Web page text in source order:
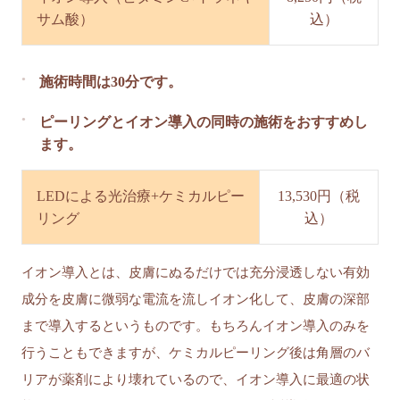
サム酸）
込）
施術時間は30分です。
ピーリングとイオン導入の同時の施術をおすすめし
ます。
LEDによる光治療+ケミカルピー
リング
13,530円（税
込）
イオン導入とは、皮膚にぬるだけでは充分浸透しない有効
成分を皮膚に微弱な電流を流しイオン化して、皮膚の深部
まで導入するというものです。もちろんイオン導入のみを
行うこともできますが、ケミカルピーリング後は角層のバ
リアが薬剤により壊れているので、イオン導入に最適の状